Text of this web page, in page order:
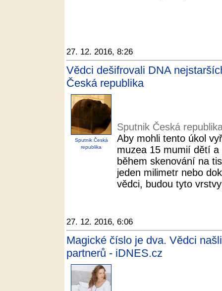
27. 12. 2016, 8:26
Vědci dešifrovali DNA
Česká republika
Sputnik Česká
republika
Sputnik Česká
Aby mohli tento úkol
muzea 15 mumií dětí a
během skenování na
jeden milimetr nebo
vědci, budou tyto
27. 12. 2016, 6:06
Magické číslo je dva. Vědci
partnerů - iDNES.cz